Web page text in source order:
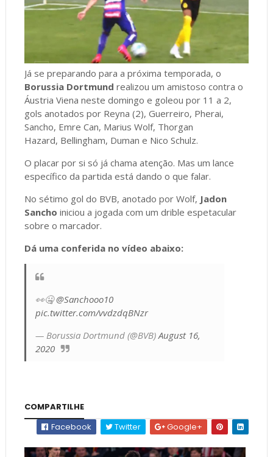
Já se preparando para a próxima temporada, o
Borussia Dortmund realizou um amistoso contra o
Áustria Viena neste domingo e goleou por 11 a 2,
gols anotados por Reyna (2), Guerreiro, Pherai,
Sancho, Emre Can, Marius Wolf, Thorgan
Hazard, Bellingham, Duman e Nico Schulz.
O placar por si só já chama atenção. Mas um lance
específico da partida está dando o que falar.
No sétimo gol do BVB, anotado por Wolf, Jadon
Sancho iniciou a jogada com um drible espetacular
sobre o marcador.
Dá uma conferida no vídeo abaixo:
👀🤐@Sanchooo10
pic.twitter.com/vvdzdqBNzr
— Borussia Dortmund (@BVB)August 16,
2020
COMPARTILHE
Facebook
Twitter Google+